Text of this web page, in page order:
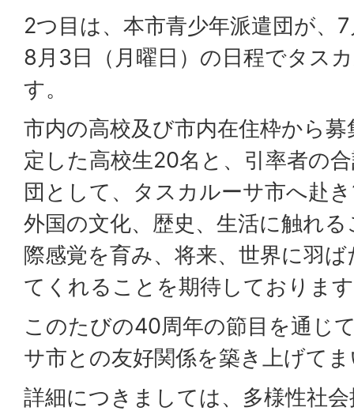
2つ目は、本市青少年派遣団が、
8月3日（月曜日）の日程でタス
す。
市内の高校及び市内在住枠から
定した高校生20名と、引率者の
団として、タスカルーサ市へ赴
外国の文化、歴史、生活に触れ
際感覚を育み、将来、世界に羽
てくれることを期待しておりま
このたびの40周年の節目を通じ
サ市との友好関係を築き上げて
詳細につきましては、多様性社